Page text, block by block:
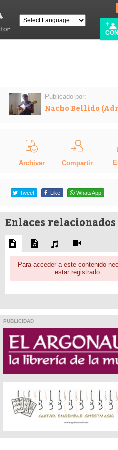
Publicado por:
Nacho Bellido
Archivar Compartir
Tweet Like WhatsApp
Enlaces relacionados
Para acceder a este contenido
estar registrado
PUBLICIDAD